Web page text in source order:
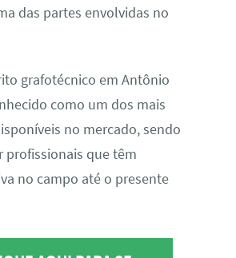
das partes envolvidas no
grafotécnico em Antônio
como um dos mais
no mercado, sendo
profissionais que têm
no campo até o presente